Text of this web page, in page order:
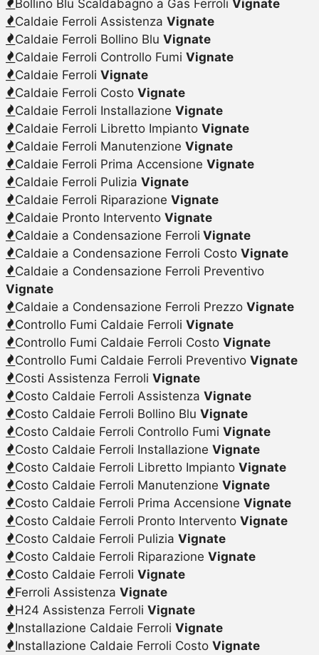
Bollino Blu Scaldabagno a Gas Ferroli Vignate
Caldaie Ferroli Assistenza Vignate
Caldaie Ferroli Bollino Blu Vignate
Caldaie Ferroli Controllo Fumi Vignate
Caldaie Ferroli Vignate
Caldaie Ferroli Costo Vignate
Caldaie Ferroli Installazione Vignate
Caldaie Ferroli Libretto Impianto Vignate
Caldaie Ferroli Manutenzione Vignate
Caldaie Ferroli Prima Accensione Vignate
Caldaie Ferroli Pulizia Vignate
Caldaie Ferroli Riparazione Vignate
Caldaie Pronto Intervento Vignate
Caldaie a Condensazione Ferroli Vignate
Caldaie a Condensazione Ferroli Costo Vignate
Caldaie a Condensazione Ferroli Preventivo
Vignate
Caldaie a Condensazione Ferroli Prezzo Vignate
Controllo Fumi Caldaie Ferroli Vignate
Controllo Fumi Caldaie Ferroli Costo Vignate
Controllo Fumi Caldaie Ferroli Preventivo Vignate
Costi Assistenza Ferroli Vignate
Costo Caldaie Ferroli Assistenza Vignate
Costo Caldaie Ferroli Bollino Blu Vignate
Costo Caldaie Ferroli Controllo Fumi Vignate
Costo Caldaie Ferroli Installazione Vignate
Costo Caldaie Ferroli Libretto Impianto Vignate
Costo Caldaie Ferroli Manutenzione Vignate
Costo Caldaie Ferroli Prima Accensione Vignate
Costo Caldaie Ferroli Pronto Intervento Vignate
Costo Caldaie Ferroli Pulizia Vignate
Costo Caldaie Ferroli Riparazione Vignate
Costo Caldaie Ferroli Vignate
Ferroli Assistenza Vignate
H24 Assistenza Ferroli Vignate
Installazione Caldaie Ferroli Vignate
Installazione Caldaie Ferroli Costo Vignate